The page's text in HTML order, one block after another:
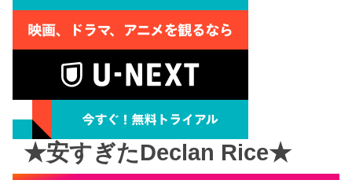
★安すぎたDeclan Rice★